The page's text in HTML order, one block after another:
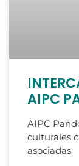
AIPC
AIPC
culturales
asociadas